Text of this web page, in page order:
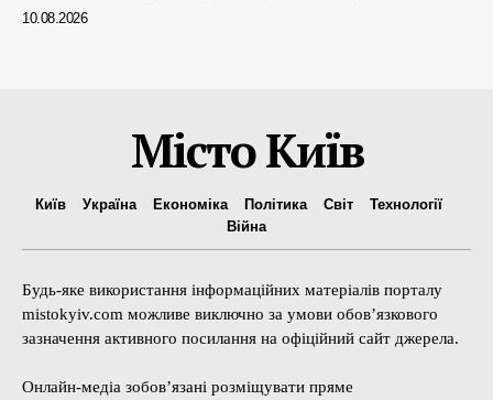
10.08.2026
Місто Київ
Київ Україна Економіка Політика Світ
Технології
Війна
Будь-яке використання інформаційних матеріалів порталу
mistokyiv.com можливе виключно за умови обов’язкового
зазначення активного посилання на офіційний сайт джерела.
Онлайн-медіа зобов’язані розміщувати пряме